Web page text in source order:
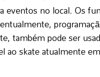
eventos no local. Os
também pode ser
ao skate atualmente